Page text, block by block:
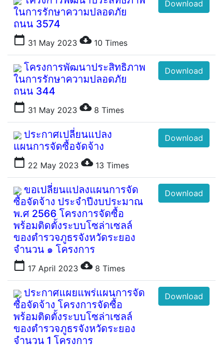
ในการรักษาความปลอดภัย
ถนน 3574
calendar_today 31 May 2023 cloud_download 10 Times
Download
โครงการพัฒนาประสิทธิภาพ
ในการรักษาความปลอดภัย
ถนน 344
calendar_today 31 May 2023 cloud_download 8 Times
Download
ประกาศเปลี่ยนแปลง
แผนการจัดซื้อจัดจ้าง
calendar_today 22 May 2023 cloud_download 13 Times
Download
ขอเปลี่ยนแปลงแผนการจัด
ซื้อจัดจ้าง ประจำปีงบประมาณ
พ.ศ 2566 โครงการจัดซื้อ
พร้อมติดตั้งระบบโซล่าเซลล์
ของตำรวจภูธรจังหวัดระยอง
จำนวน ๑ โครงการ
calendar_today 17 April 2023 cloud_download 8 Times
Download
ประกาศแผยแพร่แผนการจัด
ซื้อจัดจ้าง โครงการจัดซื้่อ
พร้อมติดตั้งระบบโซล่าเซลล์
ของตำรวจภูธรจังหวัดระยอง
จำนวน 1 โครงการ
Download